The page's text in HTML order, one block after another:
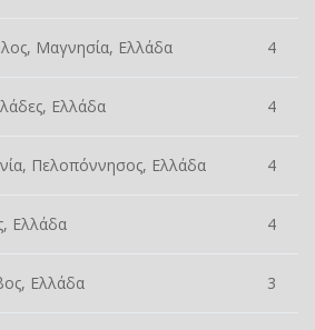
Μαγνησία, Ελλάδα 4
Ελλάδα 4
Πελοπόννησος, Ελλάδα 4
Ελλάδα 4
Ελλάδα 3